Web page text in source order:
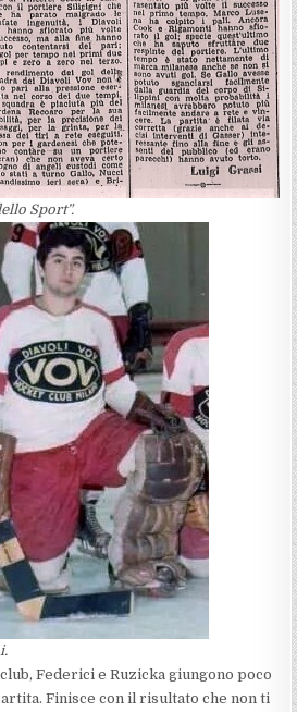
Sport”.
Federici e Ruzicka giungono poco
Finisce con il risultato che non ti